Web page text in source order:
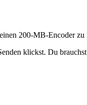
200-MB-Encoder zu
klickst. Du